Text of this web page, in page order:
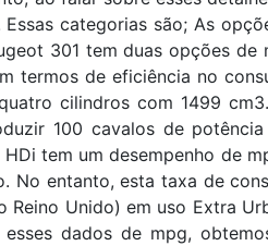
categorias são; As
301 tem duas opções
termos de eficiência no
cilindros com 1499
100 cavalos de
tem um desempenho de
No entanto, esta taxa de
Reino Unido) em uso Extra
esses dados de mpg,